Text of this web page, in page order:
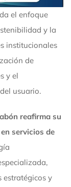
el enfoque
y la
institucionales
de
y el
usuario.
reafirma su
servicios de
estratégicos y